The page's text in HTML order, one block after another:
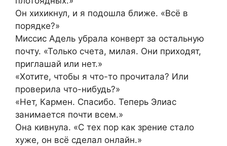
Он хихикнул, и я подошла ближе. «Всё в
порядке?»
Миссис Адель убрала конверт за остальную
почту. «Только счета, милая. Они приходят,
приглашай или нет.»
«Хотите, чтобы я что-то прочитала? Или
проверила что-нибудь?»
«Нет, Кармен. Спасибо. Теперь Элиас
занимается почти всем.»
Она кивнула. «С тех пор как зрение стало
хуже, он всё сделал онлайн.»